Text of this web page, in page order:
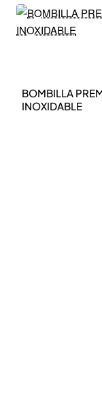
BOMBILLA
INOXIDABLE